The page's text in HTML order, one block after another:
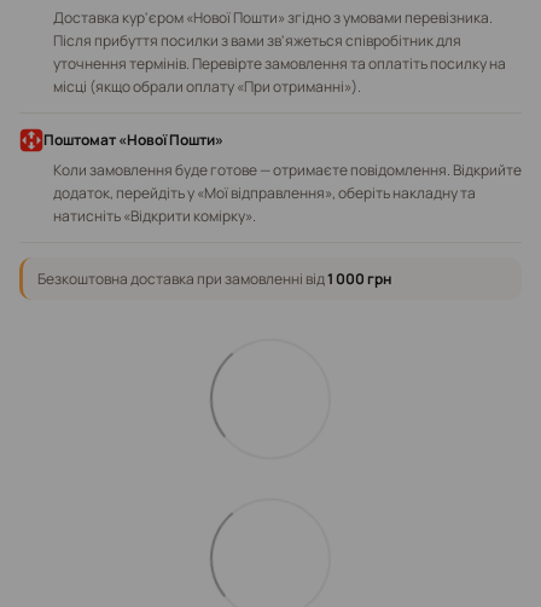
Доставка кур'єром «Нової Пошти» згідно з умовами перевізника.
Після прибуття посилки з вами зв'яжеться співробітник для
уточнення термінів. Перевірте замовлення та оплатіть посилку на
місці (якщо обрали оплату «При отриманні»).
Поштомат «Нової Пошти»
Коли замовлення буде готове — отримаєте повідомлення. Відкрийте
додаток, перейдіть у «Мої відправлення», оберіть накладну та
натисніть «Відкрити комірку».
Безкоштовна доставка при замовленні від1 000 грн